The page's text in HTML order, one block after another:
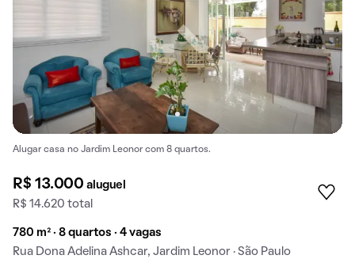
Alugar casa no Jardim Leonor com 8 quartos.
R$ 13.000aluguel
R$ 14.620 total
780 m² · 8 quartos · 4 vagas
Rua Dona Adelina Ashcar, Jardim Leonor · São Paulo